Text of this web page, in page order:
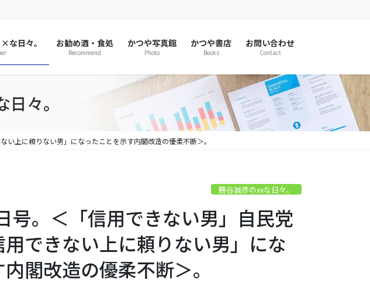
な日々。 お勧め酒・食処
Recommend
かつや写真館
Photo
かつや書店
Books
お問い合わせ
Contact
々。
上に頼りない男」になったことを示す内閣改造の優柔不断＞。
勝谷誠彦のxxな日々。
号。＜「信用できない男」自民党
できない上に頼りない男」にな
閣改造の優柔不断＞。